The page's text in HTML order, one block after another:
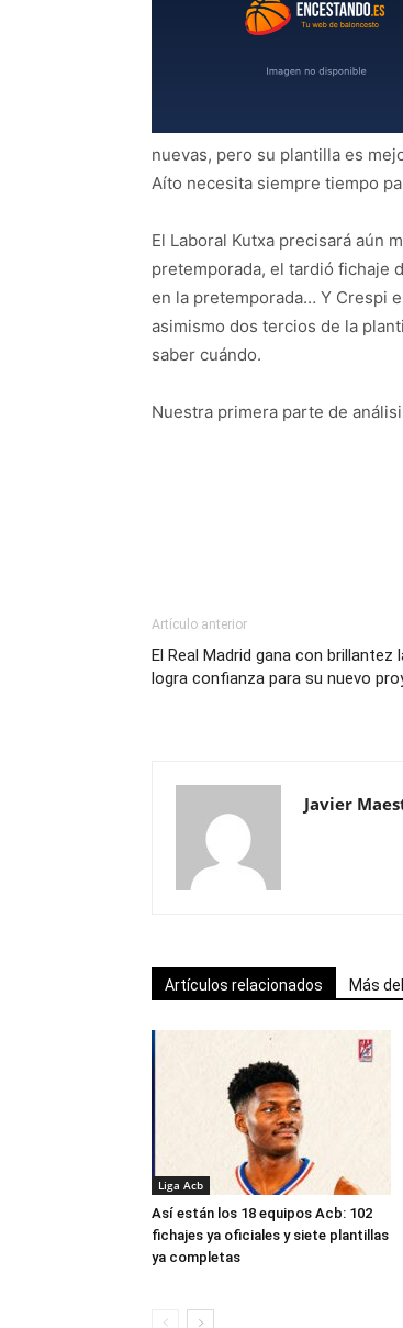
nuevas, pero su plantilla es
Aíto necesita siempre tiempo
El Laboral Kutxa precisará aún
pretemporada, el tardió fichaje
en la pretemporada… Y Crespi
asimismo dos tercios de la
saber cuándo.
Nuestra primera parte de
Artículo anterior
El Real Madrid gana con brillantez
logra confianza para su nuevo
Javier
Artículos relacionados Más
Liga Acb
Así están los 18 equipos Acb: 102
fichajes ya oficiales y siete plantillas
ya completas